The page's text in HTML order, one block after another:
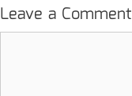
Leave a Comment